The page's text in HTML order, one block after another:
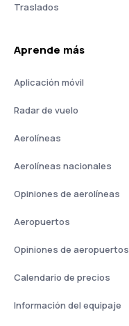
Traslados
Aprende más
Aplicación móvil
Radar de vuelo
Aerolíneas
Aerolíneas nacionales
Opiniones de aerolíneas
Aeropuertos
Opiniones de aeropuertos
Calendario de precios
Información del equipaje